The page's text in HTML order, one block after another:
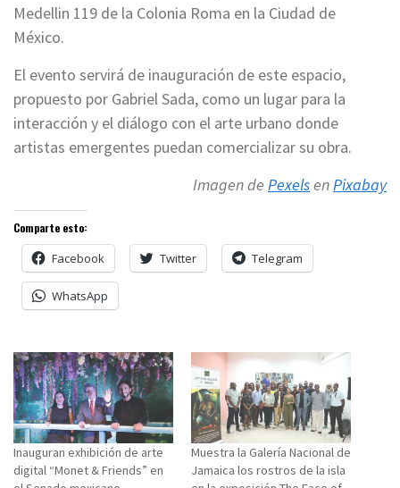
Medellin 119 de la Colonia Roma en la Ciudad de
México.
El evento servirá de inauguración de este espacio,
propuesto por Gabriel Sada, como un lugar para la
interacción y el diálogo con el arte urbano donde
artistas emergentes puedan comercializar su obra.
Imagen de PexelsenPixabay
Comparte esto:
Facebook Twitter Telegram
WhatsApp
Inauguran exhibición de arte
digital “Monet & Friends” en
Muestra la Galería Nacional de
Jamaica los rostros de la isla